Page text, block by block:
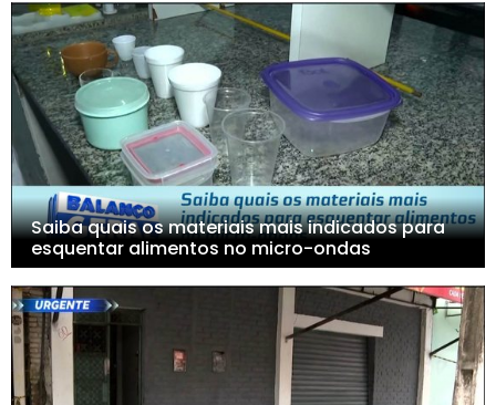
Saiba quais os materiais mais indicados para
esquentar alimentos no micro-ondas